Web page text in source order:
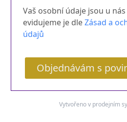
Vaš osobní údaje jsou u
evidujeme je dleZásad a
údajů
Objednávám s
Vytvořeno v prodejním